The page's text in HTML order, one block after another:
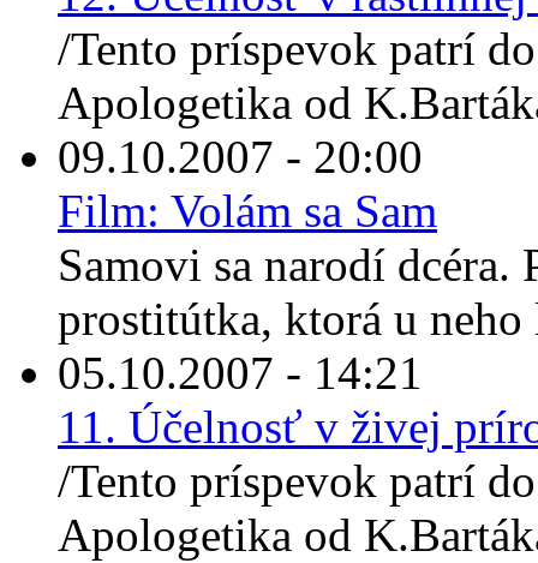
/Tento príspevok patrí
Apologetika od
09.10.2007 - 20:00
Film: Volám sa Sam
Samovi sa narodí dcéra.
prostitútka, ktorá u
05.10.2007 - 14:21
11. Účelnosť v živej
/Tento príspevok patrí
Apologetika od